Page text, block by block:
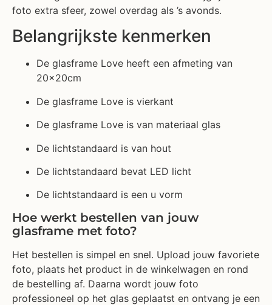
foto extra sfeer, zowel overdag als ’s avonds.
Belangrijkste kenmerken
De glasframe Love heeft een afmeting van
20x20cm
De glasframe Love is vierkant
De glasframe Love is van materiaal glas
De lichtstandaard is van hout
De lichtstandaard bevat LED licht
De lichtstandaard is een u vorm
Hoe werkt bestellen van jouw
glasframe met foto?
Het bestellen is simpel en snel. Upload jouw favoriete
foto, plaats het product in de winkelwagen en rond
de bestelling af. Daarna wordt jouw foto
professioneel op het glas geplaatst en ontvang je een